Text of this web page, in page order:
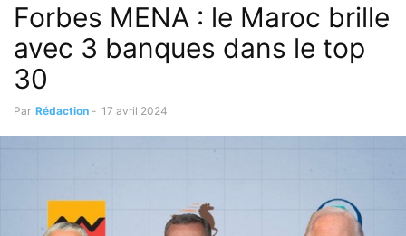
Forbes MENA : le Maroc brille
avec 3 banques dans le top
30
Par Rédaction - 17 avril 2024